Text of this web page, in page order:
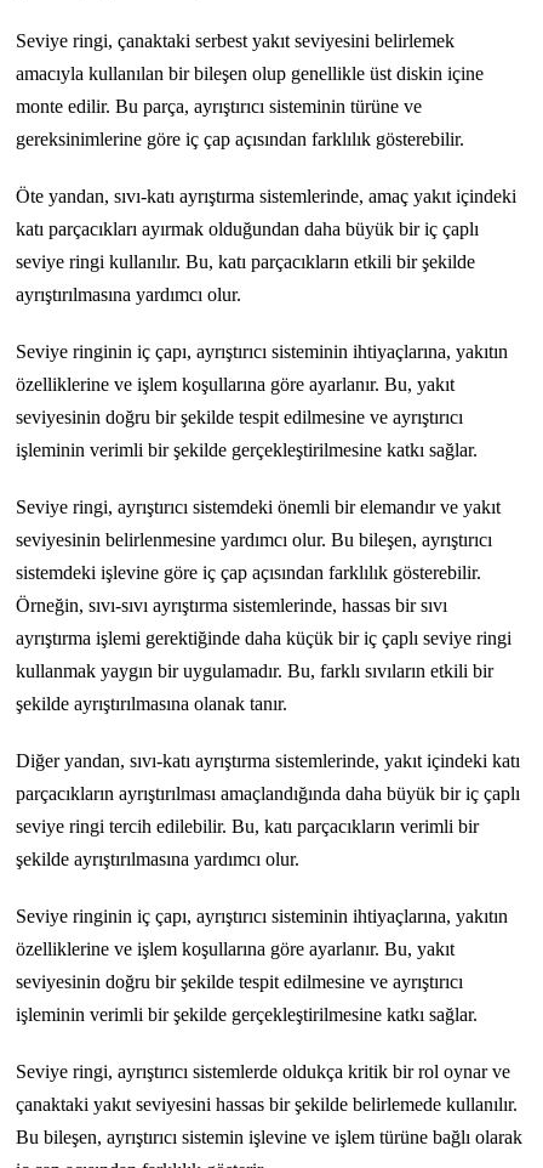
Seviye ringi, çanaktaki serbest yakıt seviyesini belirlemek
amacıyla kullanılan bir bileşen olup genellikle üst diskin içine
monte edilir. Bu parça, ayrıştırıcı sisteminin türüne ve
gereksinimlerine göre iç çap açısından farklılık gösterebilir.
Öte yandan, sıvı-katı ayrıştırma sistemlerinde, amaç yakıt içindeki
katı parçacıkları ayırmak olduğundan daha büyük bir iç çaplı
seviye ringi kullanılır. Bu, katı parçacıkların etkili bir şekilde
ayrıştırılmasına yardımcı olur.
Seviye ringinin iç çapı, ayrıştırıcı sisteminin ihtiyaçlarına, yakıtın
özelliklerine ve işlem koşullarına göre ayarlanır. Bu, yakıt
seviyesinin doğru bir şekilde tespit edilmesine ve ayrıştırıcı
işleminin verimli bir şekilde gerçekleştirilmesine katkı sağlar.
Seviye ringi, ayrıştırıcı sistemdeki önemli bir elemandır ve yakıt
seviyesinin belirlenmesine yardımcı olur. Bu bileşen, ayrıştırıcı
sistemdeki işlevine göre iç çap açısından farklılık gösterebilir.
Örneğin, sıvı-sıvı ayrıştırma sistemlerinde, hassas bir sıvı
ayrıştırma işlemi gerektiğinde daha küçük bir iç çaplı seviye ringi
kullanmak yaygın bir uygulamadır. Bu, farklı sıvıların etkili bir
şekilde ayrıştırılmasına olanak tanır.
Diğer yandan, sıvı-katı ayrıştırma sistemlerinde, yakıt içindeki katı
parçacıkların ayrıştırılması amaçlandığında daha büyük bir iç çaplı
seviye ringi tercih edilebilir. Bu, katı parçacıkların verimli bir
şekilde ayrıştırılmasına yardımcı olur.
Seviye ringinin iç çapı, ayrıştırıcı sisteminin ihtiyaçlarına, yakıtın
özelliklerine ve işlem koşullarına göre ayarlanır. Bu, yakıt
seviyesinin doğru bir şekilde tespit edilmesine ve ayrıştırıcı
işleminin verimli bir şekilde gerçekleştirilmesine katkı sağlar.
Seviye ringi, ayrıştırıcı sistemlerde oldukça kritik bir rol oynar ve
çanaktaki yakıt seviyesini hassas bir şekilde belirlemede kullanılır.
Bu bileşen, ayrıştırıcı sistemin işlevine ve işlem türüne bağlı olarak